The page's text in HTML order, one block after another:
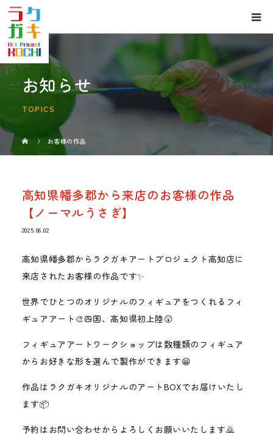
お知らせ
TOPICS
お客様の作品
高知県幡多郡から来店のお客様の作品
【ノーマルうさぎ】
2025.06.02
高知県幡多郡からラクガキアートプロジェクト高知店に
来店されたお客様の作品です✨
世界でひとつのオリジナルのフィギュアをつくれるフィ
ギュアアート🎨四国、高知県初上陸😲
フィギュアアートワークショップは数種類のフィギュア
からお好きな形を選んで製作ができます😁
作品はラクガキオリジナルのアートBOXでお届けいたし
ます📦
予約はお問い合わせからよろしくお願いいたします🙇